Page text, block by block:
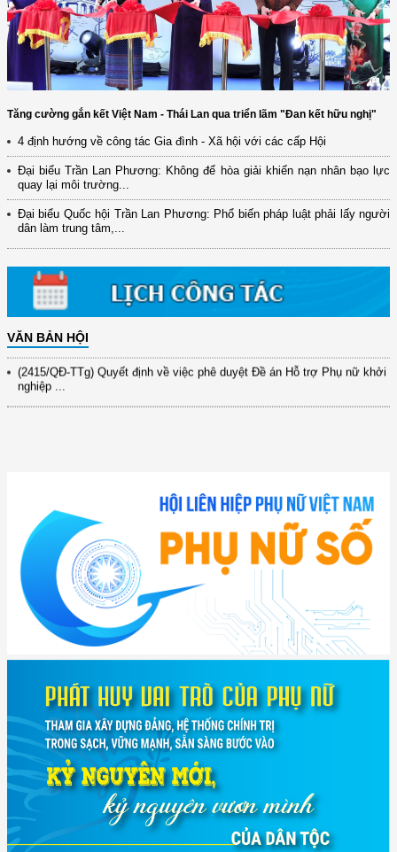
Tăng cường gắn kết Việt Nam - Thái Lan qua triển lãm "Đan kết hữu nghị"
4 định hướng về công tác Gia đình - Xã hội với các cấp Hội
Đại biểu Trần Lan Phương: Không để hòa giải khiến nạn nhân bạo lực
quay lại môi trường...
Đại biểu Quốc hội Trần Lan Phương: Phổ biến pháp luật phải lấy người
dân làm trung tâm,...
VĂN BẢN HỘI
(12/TB-HĐKH) V/v đăng ký, đề xuất nhiệm vụ Khoa học, công nghệ và
đổi mới ...
(898/KH/ĐCT) Kế hoạch thực hiện Quyết định số 2415/QĐ-TTg ngày
(417/QĐ-BNNMT) Quyết định phê duyệt Chương trình mục tiêu quốc gia
xây dựng ...
(891/KH-ĐCT) Kế hoạch thực hiện Nghị quyết số 72-NQ/TW ngày
9/9/2025 của Bộ ...
(2415/QĐ-TTg) Quyết định về việc phê duyệt Đề án Hỗ trợ Phụ nữ khởi
nghiệp ...